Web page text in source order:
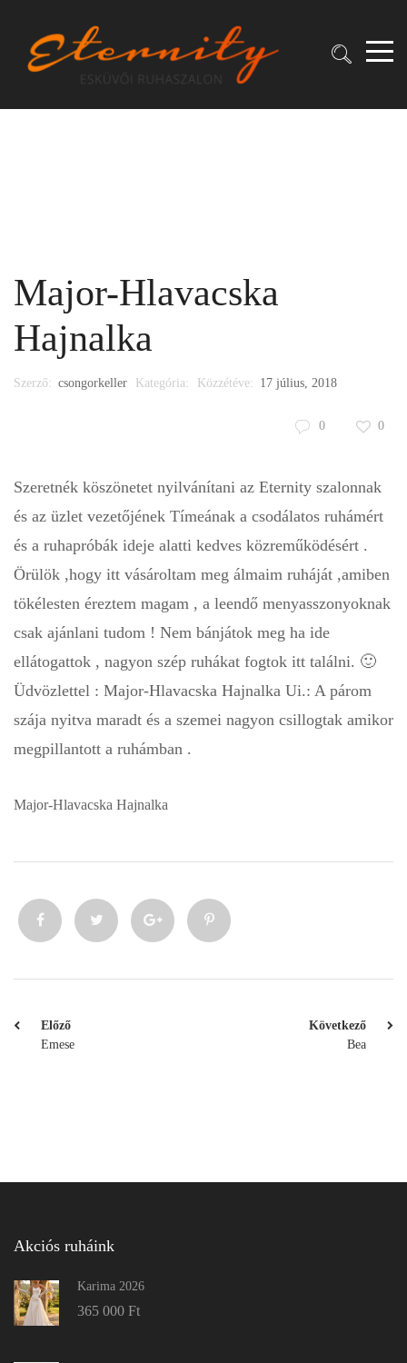
Major-Hlavacska
Hajnalka
Szerző: csongorkeller Kategória: Közzétéve: 17 július, 2018
0 0
Szeretnék köszönetet nyilvánítani az Eternity szalonnak
és az üzlet vezetőjének Tímeának a csodálatos ruhámért
és a ruhapróbák ideje alatti kedves közreműködésért .
Örülök ,hogy itt vásároltam meg álmaim ruháját ,amiben
tökélesten éreztem magam , a leendő menyasszonyoknak
csak ajánlani tudom ! Nem bánjátok meg ha ide
ellátogattok , nagyon szép ruhákat fogtok itt találni. 🙂
Üdvözlettel : Major-Hlavacska Hajnalka Ui.: A párom
szája nyitva maradt és a szemei nagyon csillogtak amikor
megpillantott a ruhámban .
Major-Hlavacska Hajnalka
Előző
Emese
Következő
Bea
Akciós ruháink
Karima 2026
365 000 Ft